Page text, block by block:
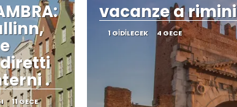
.
11 GECE
vacanze a rimini
1 GIDILECEK 4 GECE